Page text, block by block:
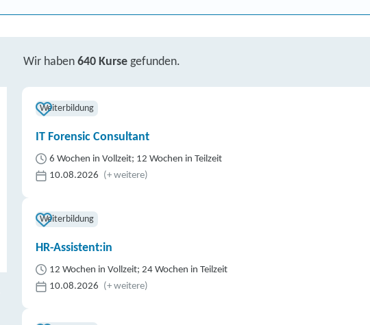
Wir haben 640 Kurse gefunden.
Weiterbildung
IT Forensic Consultant
6 Wochen in Vollzeit; 12 Wochen in Teilzeit
10.08.2026 (+ weitere)
Weiterbildung
HR-Assistent:in
12 Wochen in Vollzeit; 24 Wochen in Teilzeit
10.08.2026 (+ weitere)